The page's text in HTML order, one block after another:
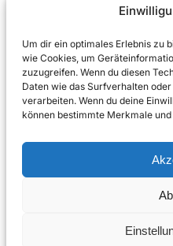
Um dir ein optimales Erlebnis zu
wie Cookies, um
zuzugreifen. Wenn du diesen
Daten wie das Surfverhalten
verarbeiten. Wenn du deine
können bestimmte Merkmale
Lecker essen
Copyright © 2026